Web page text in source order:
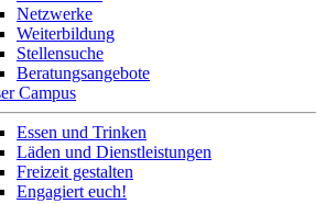
Netzwerke
Weiterbildung
Stellensuche
Beratungsangebote
Campus
Essen und Trinken
Läden und Dienstleistungen
Freizeit gestalten
Engagiert euch!